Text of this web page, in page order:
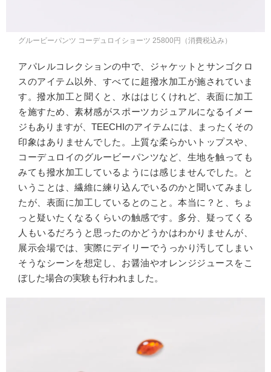
グルービーパンツ コーデュロイショーツ 25800円（消費税込み）
アパレルコレクションの中で、ジャケットとサンゴクロ
スのアイテム以外、すべてに超撥水加工が施されていま
す。撥水加工と聞くと、水ははじくけれど、表面に加工
を施すため、素材感がスポーツカジュアルになるイメー
ジもありますが、TEECHIのアイテムには、まったくその
印象はありませんでした。上質な柔らかいトップスや、
コーデュロイのグルービーパンツなど、生地を触っても
みても撥水加工しているようには感じませんでした。と
いうことは、繊維に練り込んでいるのかと聞いてみまし
たが、表面に加工しているとのこと。本当に？と、ちょ
っと疑いたくなるくらいの触感です。多分、疑ってくる
人もいるだろうと思ったのかどうかはわかりませんが、
展示会場では、実際にデイリーでうっかり汚してしまい
そうなシーンを想定し、お醤油やオレンジジュースをこ
ぼした場合の実験も行われました。